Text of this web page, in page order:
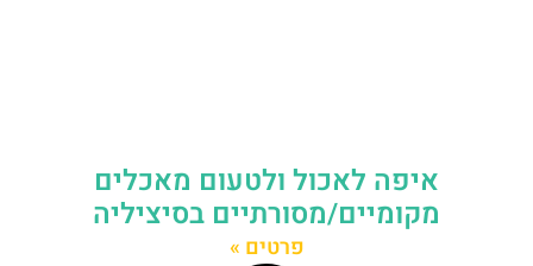
איפה לאכול ולטעום מאכלים
מקומיים/מסורתיים בסיציליה
פרטים »